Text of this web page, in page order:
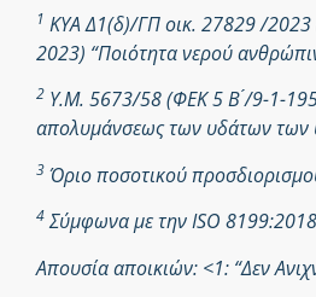
1 ΚΥΑ Δ1(δ)/ΓΠ οικ. 27829 /
2023) “Ποιότητα νερού
2 Υ.Μ. 5673/58 (ΦΕΚ 5 Β ́/9-1-
απολυμάνσεως των υδάτων των
3 Όριο ποσοτικού
4Σύμφωνα με την ISO 8199:2018
Απουσία αποικιών: <1: “Δεν